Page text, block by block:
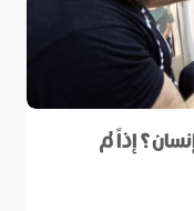
إذاً لم